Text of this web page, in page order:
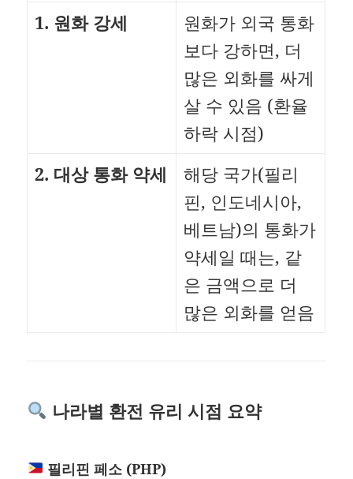
1. 원화 강세
원화가 외국 통화
보다 강하면, 더
많은 외화를 싸게
살 수 있음 (환율
하락 시점)
2. 대상 통화 약세
해당 국가(필리
핀, 인도네시아,
베트남)의 통화가
약세일 때는, 같
은 금액으로 더
많은 외화를 얻음
나라별 환전 유리 시점 요약
필리핀 페소 (PHP)